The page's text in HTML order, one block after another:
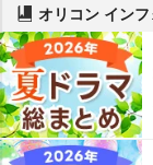
オリコン イン